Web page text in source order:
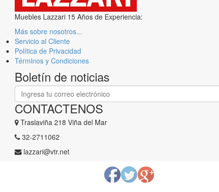
Muebles Lazzari 15 Años de Experiencia:
Más sobre nosotros...
Servicio al Cliente
Política de Privacidad
Términos y Condiciones
Boletín de noticias
CONTACTENOS
Traslaviña 218 Viña del Mar
​32-2711062
lazzari@vtr.net